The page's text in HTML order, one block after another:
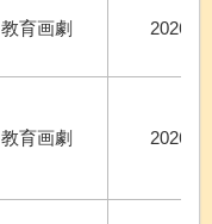
教育画劇 2026.5
教育画劇 2026.5